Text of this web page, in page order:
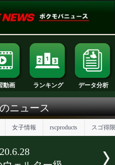
練習動画 ランキング
のニュース